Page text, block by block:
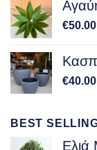
€50.00
€40.00
BEST
Ελιά